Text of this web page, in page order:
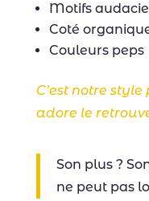
Motifs
Coté
Couleurs peps
C’est notre
adore le
Son plus ?
ne peut pas